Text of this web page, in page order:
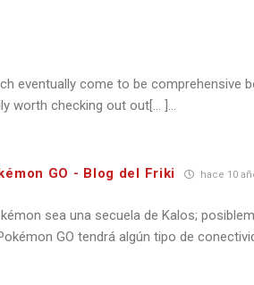
eventually come to be comprehensive
worth checking out out[… ]…
GO - Blog del Friki hace 10
sea una secuela de Kalos;
GO tendrá algún tipo de